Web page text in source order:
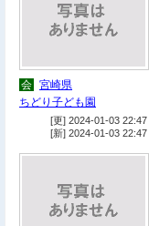
会 宮崎県
ちどり子ども園
[更] 2024-01-03 22:47
[新] 2024-01-03 22:47